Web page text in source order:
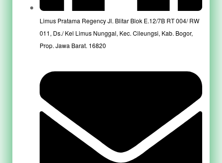
Limus Pratama Regency Jl. Blitar Blok E.12/7B RT 004/ RW
011, Ds./ Kel Limus Nunggal, Kec. Cileungsi, Kab. Bogor,
Prop. Jawa Barat. 16820